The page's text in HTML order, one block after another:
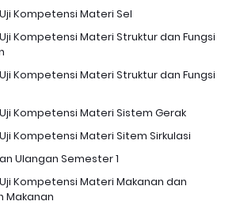
Kompetensi Materi Sel
Kompetensi Materi Struktur dan Fungsi
Kompetensi Materi Struktur dan Fungsi
Kompetensi Materi Sistem Gerak
Kompetensi Materi Sitem Sirkulasi
Ulangan Semester 1
Kompetensi Materi Makanan dan
Makanan